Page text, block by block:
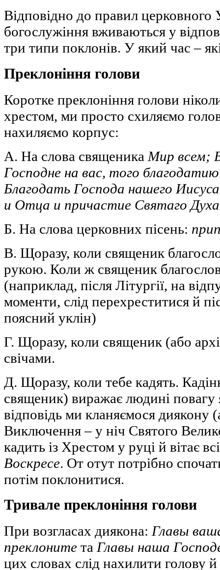
Відповідно до правил церковного
богослужіння вживаються у
три типи поклонів. У який час –
Преклоніння голови
Коротке преклоніння голови
хрестом, ми просто схиляємо
нахиляємо корпус:
А. На слова священика Мир всем;
Господне на вас, того
Благодать Господа нашего
и Отца и причастие Святаго
Б. На слова церковних пісень:
В. Щоразу, коли священик
рукою. Коли ж священик
(наприклад, після Літургії, на
моменти, слід перехреститися й
поясний уклін)
Г. Щоразу, коли священик (або
свічами.
Д. Щоразу, коли тебе кадять.
священик) виражає людині
відповідь ми кланяємося диякону
Виключення – у ніч Святого
кадить із Хрестом у руці й вітає
Воскресе. От отут потрібно
потім поклонитися.
Тривале преклоніння голови
При возгласах диякона: Главы
преклоните та Главы наша
цих словах слід нахилити голову